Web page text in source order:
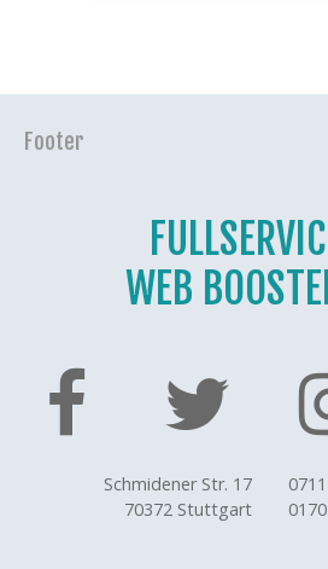
Footer
WEB
Schmidener Str. 17
70372 Stuttgart